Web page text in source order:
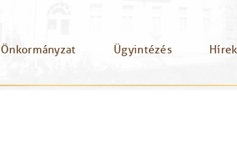
Önkormányzat Ügyintézés Hírek